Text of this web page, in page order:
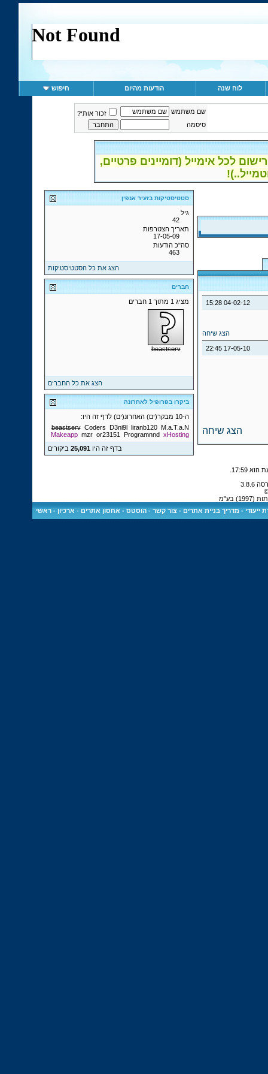
לוח שנה הודעות מהיום חיפוש
שם משתמש
זכור אותי?
סיסמה
לכל אימייל (דומיינים פרטיים,
04-02-12
15:28
הצג שיחה
17-05-10
22:45
הצג שיחה
סטטיסטיקות בזעיר אנפין
גיל
42
תאריך הצטרפות
17-05-09
סה"כ הודעות
463
הצג את כל הסטטיסטיקות
חברים
מציג 1 מתוך 1 חברים
beastserv
הצג את כל החברים
ביקרו בפרופיל לאחרונה
ה-10 מבקר(ים) האחרונ(ים) לדף זה היו:
beastserv Coders D3ni9l liranb120 M.a.T.a.N
Makeapp mzr or23151 Programnnd xHosting
בדף זה היו25,091 ביקורים
17:59
בע"מ
ייעודי -מדריך בניית אתרים -צור קשר -הוסטס - אחסון אתרים - ארכיון -ראשי